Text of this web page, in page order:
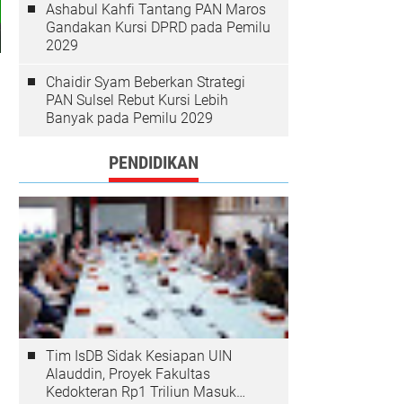
Ashabul Kahfi Tantang PAN Maros
Gandakan Kursi DPRD pada Pemilu
2029
Chaidir Syam Beberkan Strategi
PAN Sulsel Rebut Kursi Lebih
Banyak pada Pemilu 2029
PENDIDIKAN
Tim IsDB Sidak Kesiapan UIN
Alauddin, Proyek Fakultas
Kedokteran Rp1 Triliun Masuk